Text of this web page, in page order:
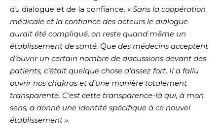
du dialogue et de la confiance. « Sans la coopération
médicale et la confiance des acteurs le dialogue
aurait été compliqué, on reste quand même un
établissement de santé. Que des médecins acceptent
d’ouvrir un certain nombre de discussions devant des
patients, c’était quelque chose d’assez fort. Il a fallu
ouvrir nos chakras et d’une manière totalement
transparente. C’est cette transparence-là qui, à mon
sens, a donné une identité spécifique à ce nouvel
établissement ».